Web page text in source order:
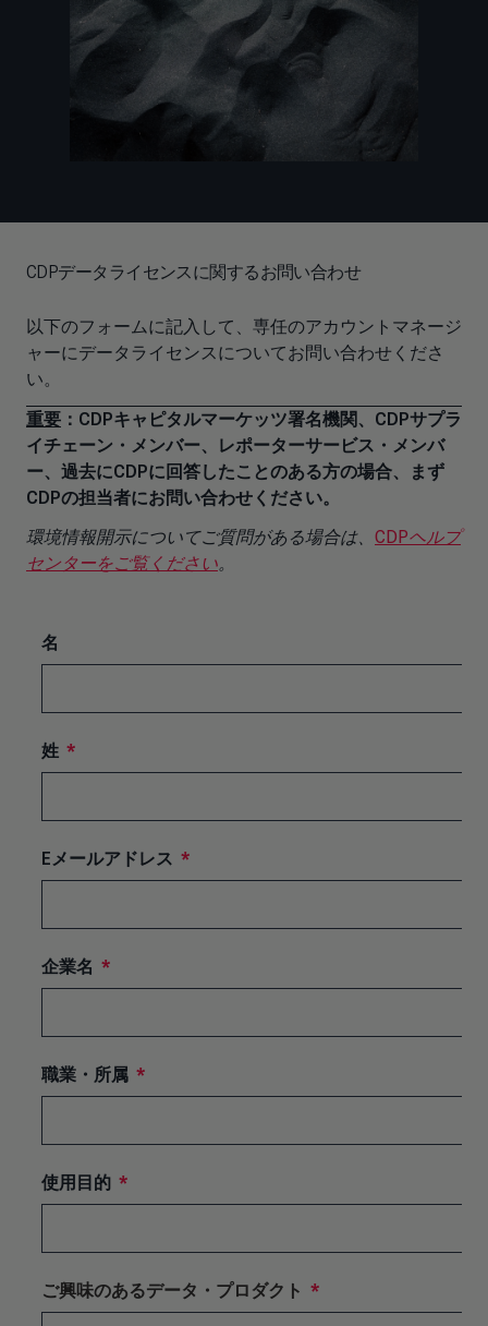
CDPデータライセンスに関するお問い合わせ
以下のフォームに記入して、専任のアカウントマネージ
ャーにデータライセンスについてお問い合わせくださ
い。
重要 ：CDPキャピタルマーケッツ署名機関、CDPサプラ
イチェーン・メンバー、レポーターサービス・メンバ
ー、過去にCDPに回答したことのある方の場合、まず
CDPの担当者にお問い合わせください。
環境情報開示についてご質問がある場合は、 CDPヘルプ
センターをご覧ください。